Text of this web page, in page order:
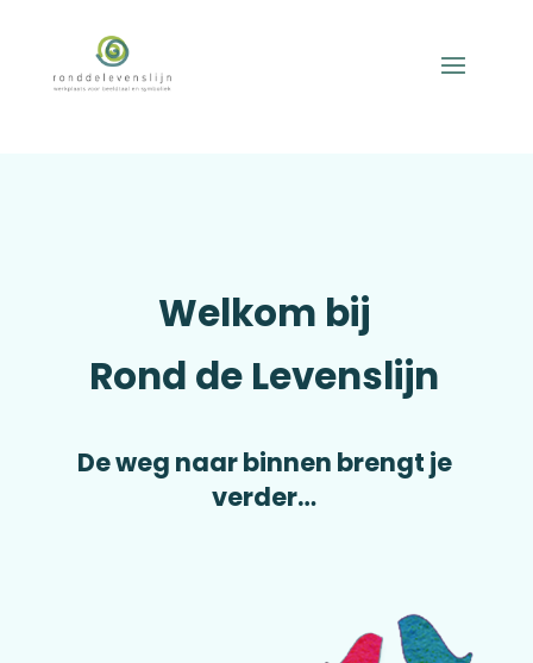
Welkom bij
Rond de Levenslijn
De weg naar binnen brengt je
verder…